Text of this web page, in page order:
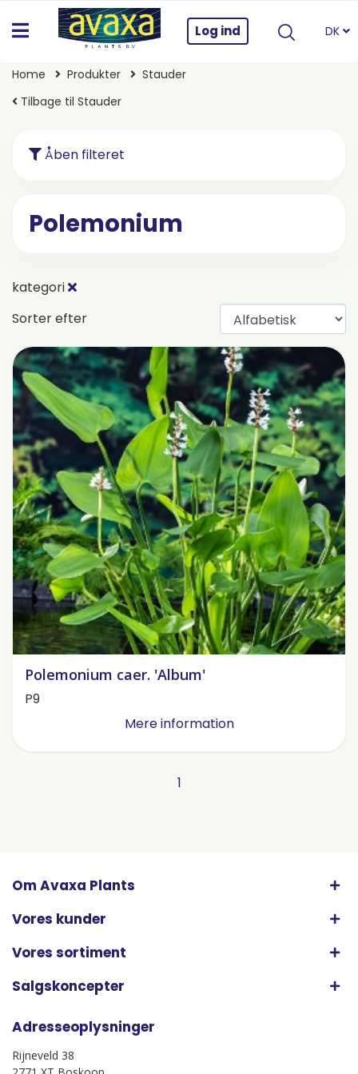
Log ind DK
Home Produkter
Stauder
Tilbage til Stauder
Åben filteret
Polemonium
kategori
Sorter efter
Polemonium caer. 'Album'
P9
Mere information
1
Om Avaxa Plants
Vores kunder
Vores sortiment
Salgskoncepter
Adresseoplysninger
Rijneveld 38